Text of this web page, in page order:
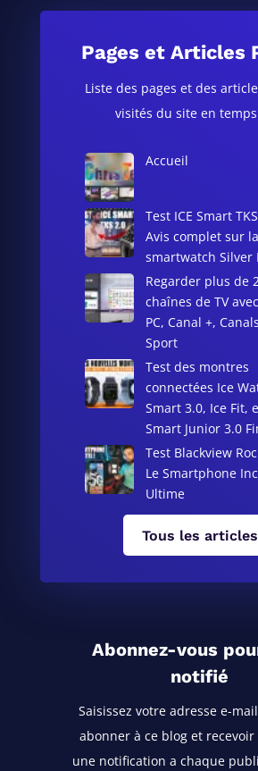
Pages et Articles
Liste des pages et des
visités du site en
Accueil
Test ICE Smart
Avis complet sur la
smartwatch Silver
Regarder plus de
chaînes de TV avec
PC, Canal +,
Sport
Test des montres
connectées Ice
Smart 3.0, Ice Fit,
Smart Junior 3.0
Test Blackview
Le Smartphone
Ultime
Tous les articles
Abonnez-vous
notifié
Saisissez votre adresse e-
abonner à ce blog et
une notification a chaque